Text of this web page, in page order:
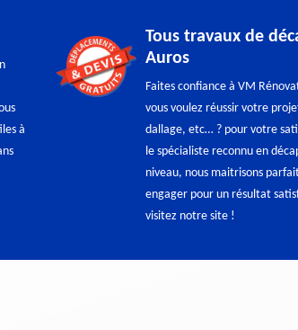
à
Tous travaux de
Auros
Faites confiance à VM
vous voulez réussir votre
dallage, etc… ? pour votre
le spécialiste reconnu en
niveau, nous maitrisons
engager pour un résultat
visitez notre site !